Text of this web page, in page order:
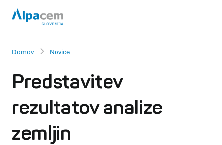
Domov Novice
Predstavitev
rezultatov analize
zemljin